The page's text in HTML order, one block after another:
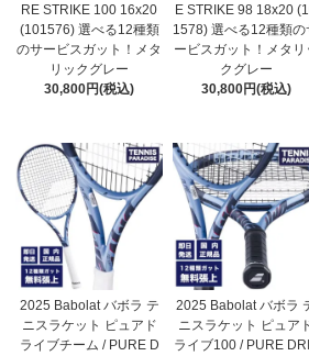
RE STRIKE 100 16x20
(101576) 選べる12種類
のサービスガット！メタ
リックグレー
30,800円(税込)
E STRIKE 98 18x20
1578) 選べる12種類の
ービスガット！メタリ
クグレー
30,800円(税込)
2025 Babolat バボラ テ
ニスラケット ピュアド
ライブチーム / PURE D
2025 Babolat バボラ
ニスラケット ピュア
ライブ100 / PURE